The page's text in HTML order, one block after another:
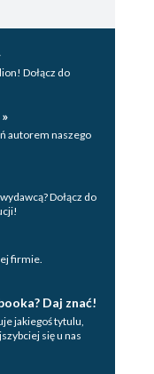
Dołącz do
autorem naszego
Dołącz do
firmie.
Daj znać!
jakiegoś tytulu,
się u nas